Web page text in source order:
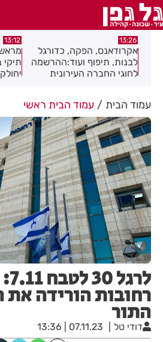
13:26
אקרודאנס, הפקה, כדורגל
לבנות, תיפוף ועוד:ההרשמה
לחוגי החברה העירונית
13:12
תיקי
עמוד הבית עמוד הבית ראשי
רחובות הורידה את
התור
דודי טל 07.11.23 | 13:36